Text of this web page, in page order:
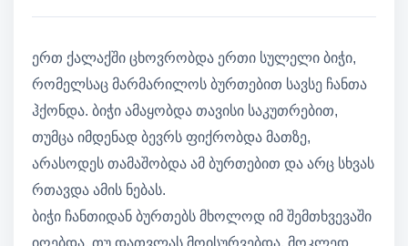
ერთ ქალაქში ცხოვრობდა ერთი სულელი ბიჭი,
რომელსაც მარმარილოს ბურთებით სავსე ჩანთა
ჰქონდა. ბიჭი ამაყობდა თავისი საკუთრებით,
თუმცა იმდენად ბევრს ფიქრობდა მათზე,
არასოდეს თამაშობდა ამ ბურთებით და არც სხვას
რთავდა ამის ნებას.
ბიჭი ჩანთიდან ბურთებს მხოლოდ იმ შემთხვევაში
იღებდა, თუ დათვლას მოისურვებდა. მოკლედ